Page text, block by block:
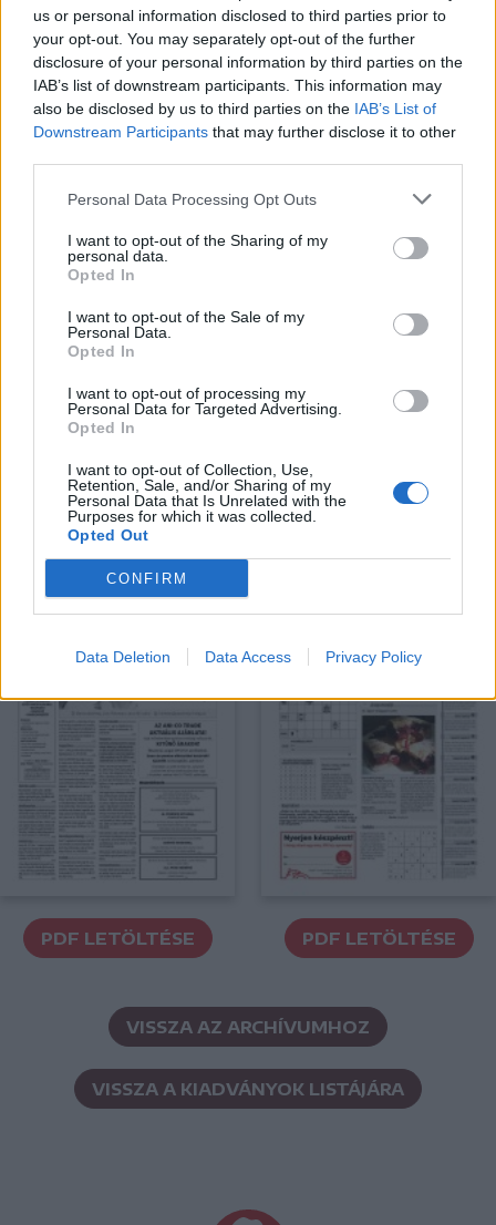
us or personal information disclosed to third parties prior to
your opt-out. You may separately opt-out of the further
disclosure of your personal information by third parties on the
IAB’s list of downstream participants. This information may
also be disclosed by us to third parties on the IAB’s List of
Downstream Participants that may further disclose it to other
Personal Data Processing Opt Outs
I want to opt-out of the Sharing of my
personal data.
Opted In
I want to opt-out of the Sale of my
Personal Data.
Opted In
I want to opt-out of processing my
Personal Data for Targeted Advertising.
Opted In
I want to opt-out of Collection, Use,
Retention, Sale, and/or Sharing of my
Personal Data that Is Unrelated with the
Purposes for which it was collected.
Opted Out
CONFIRM
Data Deletion Data Access Privacy Policy
PDF LETÖLTÉSE
PDF LETÖLTÉSE PDF LETÖLTÉSE
VISSZA AZ ARCHÍVUMHOZ
VISSZA A KIADVÁNYOK LISTÁJÁRA